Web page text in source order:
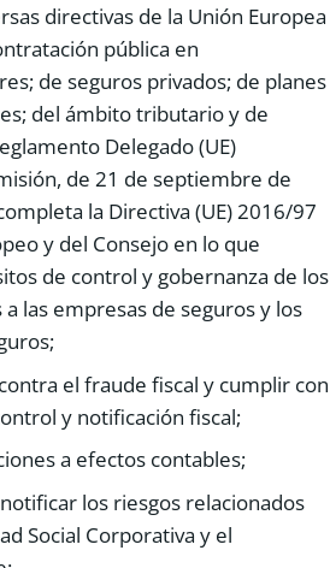
directivas de la Unión Europea
pública en
de seguros privados; de planes
del ámbito tributario y de
Delegado (UE)
de 21 de septiembre de
la Directiva (UE) 2016/97
y del Consejo en lo que
de control y gobernanza de los
las empresas de seguros y los
el fraude fiscal y cumplir con
y notificación fiscal;
a efectos contables;
los riesgos relacionados
Social Corporativa y el